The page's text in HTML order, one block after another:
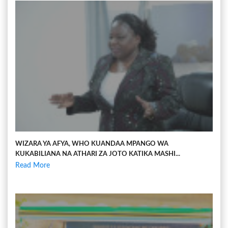
WIZARA YA AFYA, WHO KUANDAA MPANGO WA
KUKABILIANA NA ATHARI ZA JOTO KATIKA MASHI...
Read More